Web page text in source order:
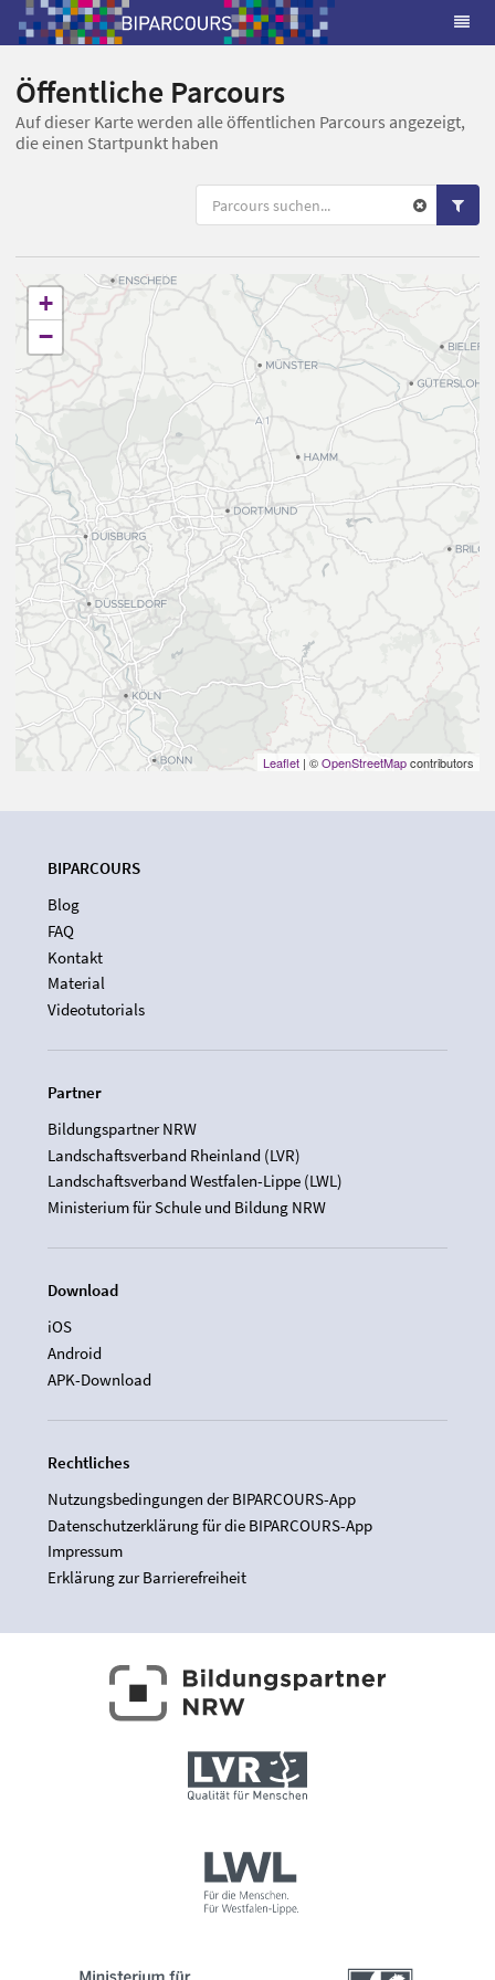
Öffentliche Parcours
Auf dieser Karte werden alle öffentlichen Parcours angezeigt,
die einen Startpunkt haben
+
−
Leaflet | ©OpenStreetMapcontributors
BIPARCOURS
Blog
FAQ
Kontakt
Material
Videotutorials
Partner
Bildungspartner NRW
Landschaftsverband Rheinland (LVR)
Landschaftsverband Westfalen-Lippe (LWL)
Ministerium für Schule und Bildung NRW
Download
iOS
Android
APK-Download
Rechtliches
Nutzungsbedingungen der BIPARCOURS-App
Datenschutzerklärung für die BIPARCOURS-App
Impressum
Erklärung zur Barrierefreiheit